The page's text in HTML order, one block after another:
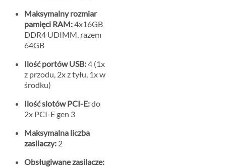
Maksymalny rozmiar
pamięci RAM:4x16GB
DDR4 UDIMM, razem
64GB
Ilość portów USB:4 (1x
z przodu, 2x z tyłu, 1x w
środku)
Ilość slotów PCI-E:do
2x PCI-E gen 3
Maksymalna liczba
zasilaczy: 2
Obsługiwane zasilacze: